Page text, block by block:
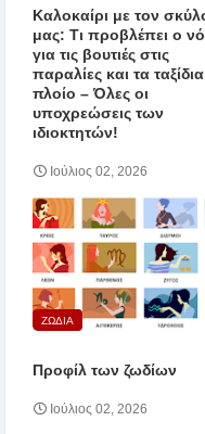
Καλοκαίρι με τον
μας: Τι προβλέπει ο
για τις βουτιές στις
παραλίες και τα
πλοίο – Όλες οι
υποχρεώσεις των
ιδιοκτητών!
Ιούλιος 02, 2026
ΖΩΔΙΑ
Προφίλ των ζωδίων
Ιούλιος 02, 2026